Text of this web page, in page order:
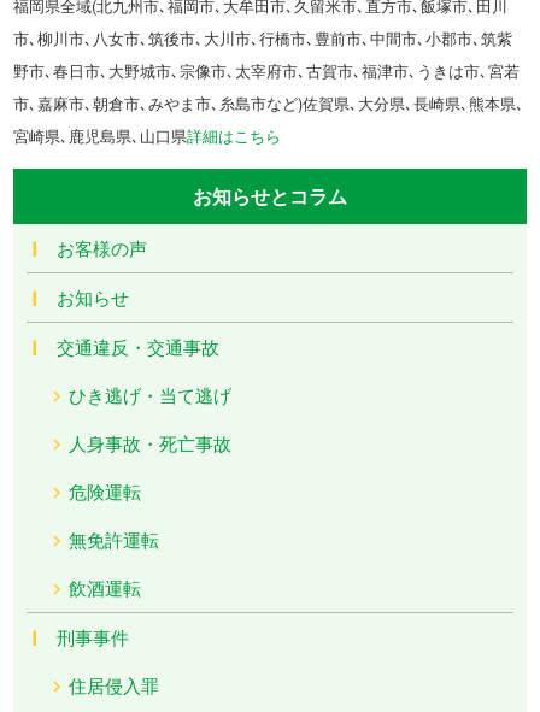
福岡県全域(北九州市､福岡市､大牟田市､久留米市､直方市､飯塚市､田川
市､柳川市､八女市､筑後市､大川市､行橋市､豊前市､中間市､小郡市､筑紫
野市､春日市､大野城市､宗像市､太宰府市､古賀市､福津市､うきは市､宮若
市､嘉麻市､朝倉市､みやま市､糸島市など)佐賀県､大分県､長崎県､熊本県､
宮崎県､鹿児島県､山口県詳細はこちら
お知らせとコラム
お客様の声
お知らせ
交通違反・交通事故
ひき逃げ・当て逃げ
人身事故・死亡事故
危険運転
無免許運転
飲酒運転
刑事事件
住居侵入罪